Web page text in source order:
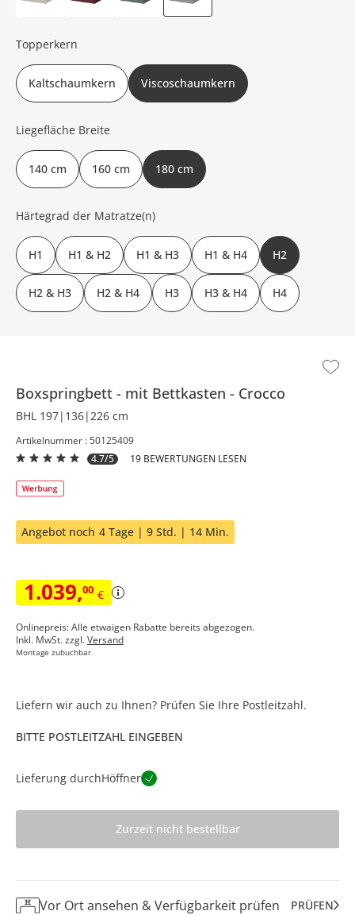
Boxspringbett mit Bettkasten Crocco
BHL 197|136|226 cm
Artikelnummer : 50125409
4.7/5
19 BEWERTUNGEN LESEN
Angebot noch 4 Tage | 9 Std. | 14 Min.
1.039,00 €
Onlinepreis: Alle etwaigen Rabatte bereits abgezogen.
Inkl. MwSt. zzgl.Versand
Montage zubuchbar
Topperkern
Kaltschaumkern Viscoschaumkern
Liegefläche Breite
140 cm 160 cm 180 cm
Härtegrad der Matratze(n)
H1 H1 & H2 H1 & H3 H1 & H4 H2
H2 & H3 H2 & H4 H3 H3 & H4 H4
Liefern wir auch zu Ihnen? Prüfen Sie Ihre Postleitzahl.
BITTE POSTLEITZAHL EINGEBEN
Lieferung durchHöffner
Zurzeit nicht bestellbar
Vor Ort ansehen & Verfügbarkeit prüfen PRÜFEN